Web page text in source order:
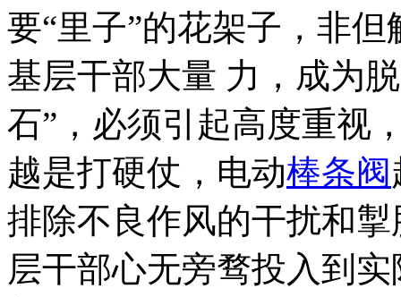
要“里子”的花架子，非
基层干部大量 力，成为
石”，必须引起高度重视
越是打硬仗，电动棒条阀
排除不良作风的干扰和
层干部心无旁骛投入到